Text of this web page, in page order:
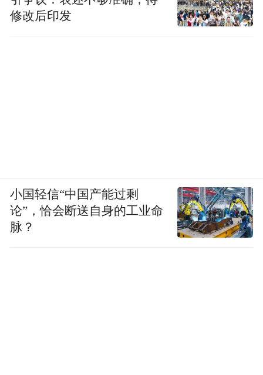
修改后印发
小国轻信“中国产能过剩
论”，恰会断送自身的工业命
脉？